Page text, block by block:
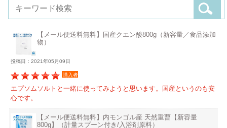
【メール便送料無料】国産クエン酸800g（新容量／食品添加
物）
投稿日：2021年05月09日
購入者
エプソムソルトと一緒に使ってみようと思います。国産というのも安
心です。
【メール便送料無料】内モンゴル産 天然重曹【新容量
800g】（計量スプーン付き/入浴剤原料）